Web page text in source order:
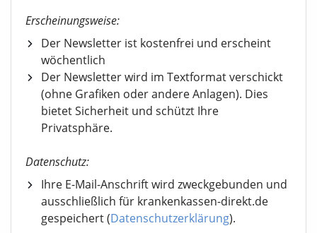
Erscheinungsweise:
Der Newsletter ist kostenfrei und erscheint
wöchentlich
Der Newsletter wird im Textformat verschickt
(ohne Grafiken oder andere Anlagen). Dies
bietet Sicherheit und schützt Ihre
Privatsphäre.
Datenschutz:
Ihre E-Mail-Anschrift wird zweckgebunden und
ausschließlich für krankenkassen-direkt.de
gespeichert (Datenschutzerklärung).